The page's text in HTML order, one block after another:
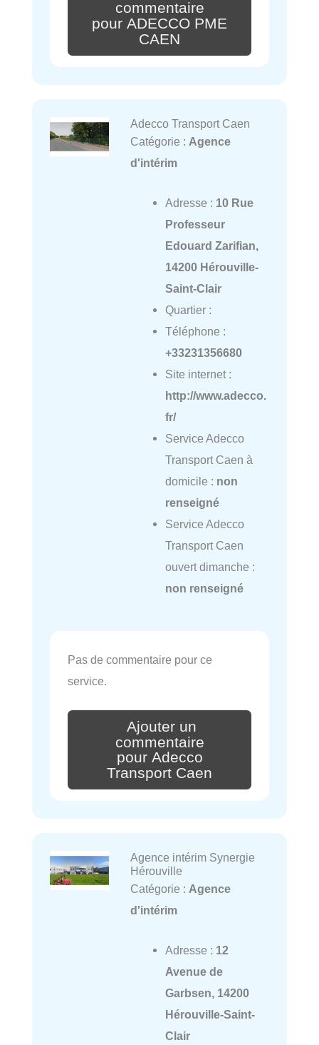
commentaire
pour ADECCO PME
CAEN
Adecco Transport Caen
Catégorie : Agence
d'intérim
Adresse : 10 Rue
Professeur
Edouard Zarifian,
14200 Hérouville-
Saint-Clair
Quartier :
Téléphone :
+33231356680
Site internet :
http://www.adecco.
fr/
Service Adecco
Transport Caen à
domicile : non
renseigné
Service Adecco
Transport Caen
ouvert dimanche :
non renseigné
Pas de commentaire pour ce
service.
Ajouter un
commentaire
pour Adecco
Transport Caen
Agence intérim Synergie
Hérouville
Catégorie : Agence
d'intérim
Adresse : 12
Avenue de
Garbsen, 14200
Hérouville-Saint-
Clair